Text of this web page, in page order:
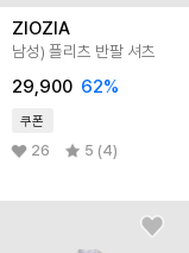
ZIOZIA
남성) 플리츠 반팔 셔츠
29,900 62%
쿠폰
26 5 (4)